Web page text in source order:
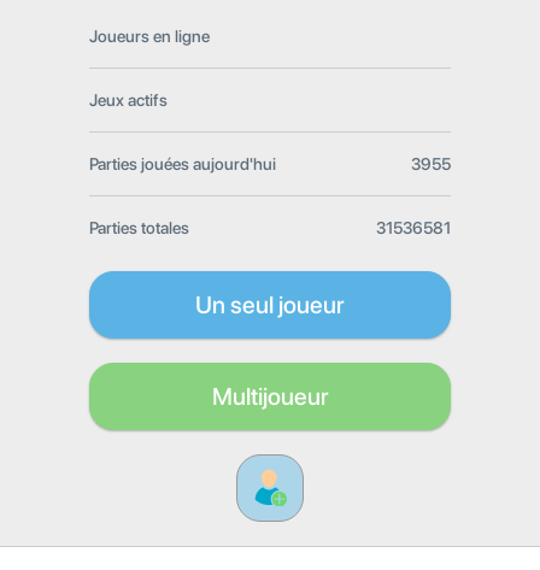
Joueurs en ligne
Jeux actifs
Parties jouées aujourd'hui 3955
Parties totales 31536581
Un seul joueur
Multijoueur